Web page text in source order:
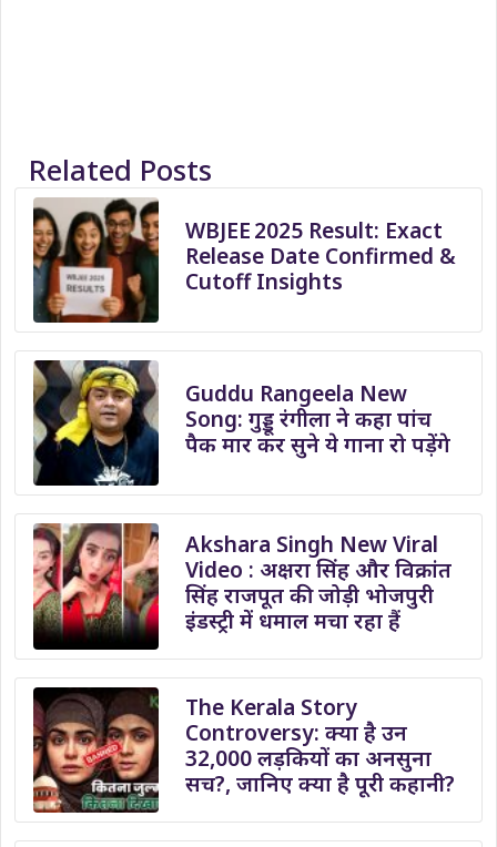
Related Posts
WBJEE 2025 Result: Exact
Release Date Confirmed &
Cutoff Insights
Guddu Rangeela New
Song: गुड्डू रंगीला ने कहा पांच
पैक मार कर सुने ये गाना रो पड़ेंगे
Akshara Singh New Viral
Video : अक्षरा सिंह और विक्रांत
सिंह राजपूत की जोड़ी भोजपुरी
इंडस्ट्री में धमाल मचा रहा हैं
The Kerala Story
Controversy: क्या है उन
32,000 लड़कियों का अनसुना
सच?, जानिए क्या है पूरी कहानी?